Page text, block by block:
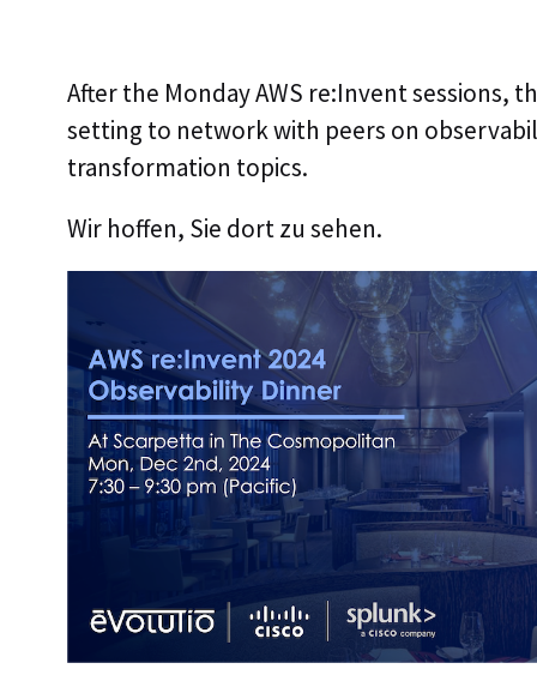
After the Monday AWS re:Invent sessions,
setting to network with peers on
transformation topics.
Wir hoffen, Sie dort zu sehen.